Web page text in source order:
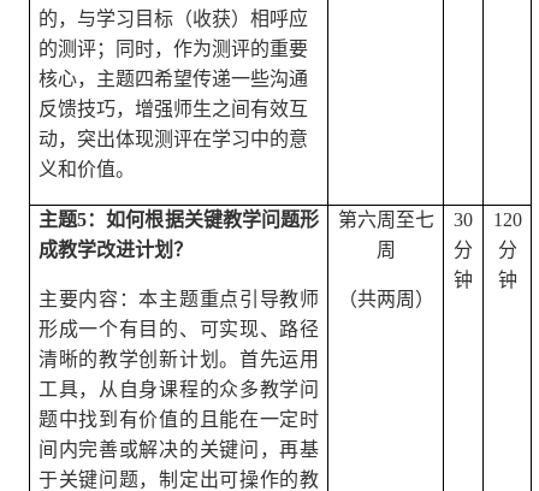
的，与学习目标（收获）相呼应
的测评；同时，作为测评的重要
核心，主题四希望传递一些沟通
反馈技巧，增强师生之间有效互
动，突出体现测评在学习中的意
义和价值。
主题5：如何根据关键教学问题形
成教学改进计划？
主要内容：本主题重点引导教师
形成一个有目的、可实现、路径
清晰的教学创新计划。首先运用
工具，从自身课程的众多教学问
题中找到有价值的且能在一定时
间内完善或解决的关键问，再基
于关键问题，制定出可操作的教
第六周至七
周
（共两周）
30
分
钟
120
分
钟